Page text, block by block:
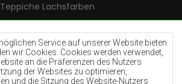
Service auf unserer Website bieten
wir Cookies. Cookies werden verwendet,
an die Präferenzen des Nutzers
der Websites zu optimieren,
und die Sitzung des Website-Nutzers
Teppiche Lachsfarben
Cremefarben
Teppiche Lilac
Teppiche Gelb
Teppiche Pfefferminz